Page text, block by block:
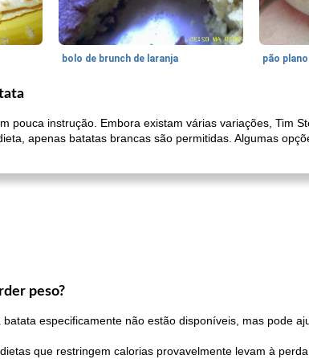
bolo de brunch de laranja pão
pouca instrução. Embora existam várias variações, Tim
apenas batatas brancas são permitidas. Algumas
peso?
especificamente não estão disponíveis, mas pode
que restringem calorias provavelmente levam à